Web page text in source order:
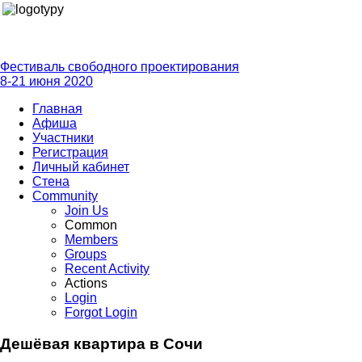
Фестиваль свободного проектирования
8-21 июня 2020
Главная
Афиша
Участники
Регистрация
Личный кабинет
Стена
Community
Join Us
Common
Members
Groups
Recent Activity
Actions
Login
Forgot Login
Дешёвая квартира в Сочи